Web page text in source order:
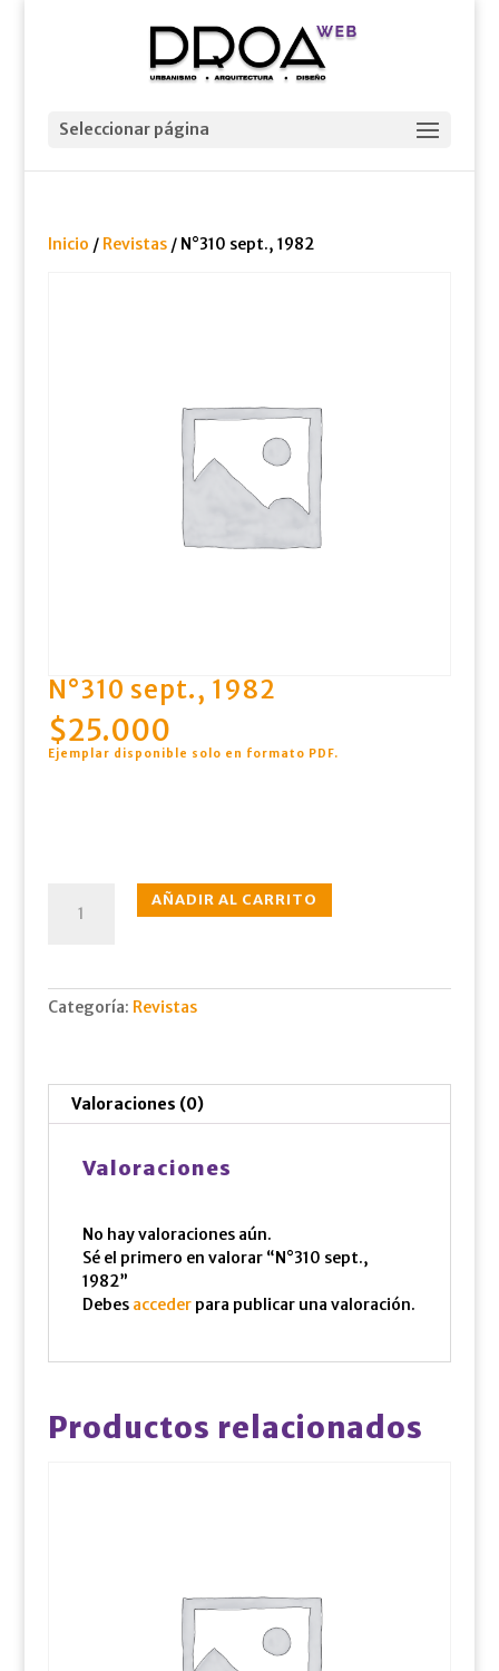
Seleccionar página
Inicio / Revistas/ N°310 sept., 1982
N°310 sept., 1982
$25.000
Ejemplar disponible solo en formato PDF.
sept.,
AÑADIR AL CARRITO
Categoría: Revistas
Valoraciones (0)
Valoraciones
No hay valoraciones aún.
Sé el primero en valorar “N°310 sept.,
1982”
Debes accederpara publicar una valoración.
Productos relacionados